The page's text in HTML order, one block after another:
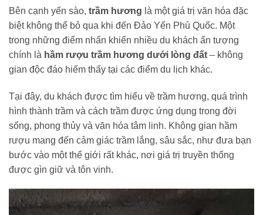
Bên cạnh yến sào, trầm hương là một giá trị văn hóa đặc
biệt không thể bỏ qua khi đến Đảo Yến Phú Quốc. Một
trong những điểm nhấn khiến nhiều du khách ấn tượng
chính là hầm rượu trầm hương dưới lòng đất – không
gian độc đáo hiếm thấy tại các điểm du lịch khác.
Tại đây, du khách được tìm hiểu về trầm hương, quá trình
hình thành trầm và cách trầm được ứng dụng trong đời
sống, phong thủy và văn hóa tâm linh. Không gian hầm
rượu mang đến cảm giác trầm lắng, sâu sắc, như đưa bạn
bước vào một thế giới rất khác, nơi giá trị truyền thống
được gìn giữ và tôn vinh.